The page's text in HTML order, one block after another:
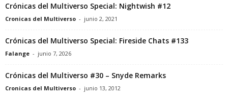
Crónicas del Multiverso Special: Nightwish #12
Cronicas del Multiverso - junio 2, 2021
Crónicas del Multiverso Special: Fireside Chats #133
Falange - junio 7, 2026
Crónicas del Multiverso #30 – Snyde Remarks
Cronicas del Multiverso - junio 13, 2012